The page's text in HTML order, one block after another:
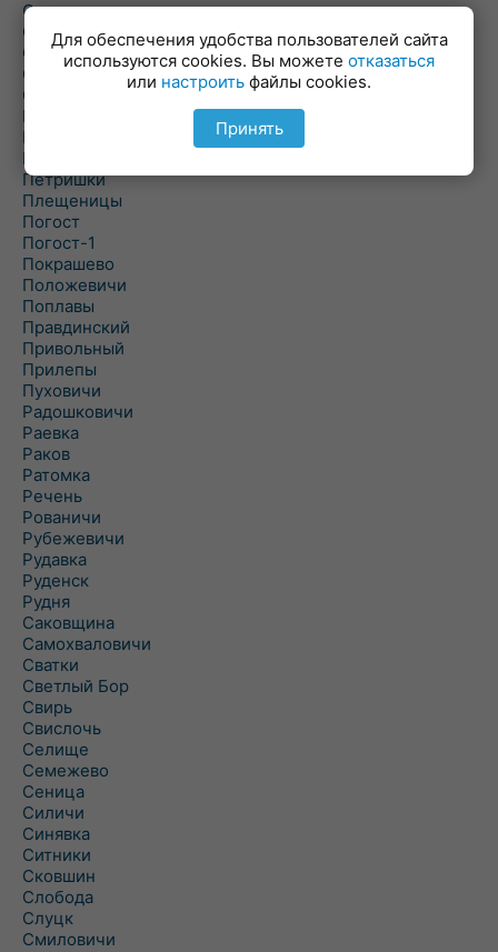
Олехновичи
Омговичи
Оношки
Осовец
Острошицкий Городок
Пасека
Пастовичи
Першаи
Петришки
Плещеницы
Погост
Погост-1
Покрашево
Положевичи
Поплавы
Правдинский
Привольный
Прилепы
Пуховичи
Радошковичи
Раевка
Раков
Ратомка
Речень
Рованичи
Рубежевичи
Рудавка
Руденск
Рудня
Саковщина
Самохваловичи
Сватки
Светлый Бор
Свирь
Свислочь
Селище
Семежево
Сеница
Силичи
Синявка
Ситники
Сковшин
Слобода
Слуцк
Смиловичи
Для обеспечения удобства пользователей сайта
используются cookies. Вы можете отказаться
или настроить файлы cookies.
Принять